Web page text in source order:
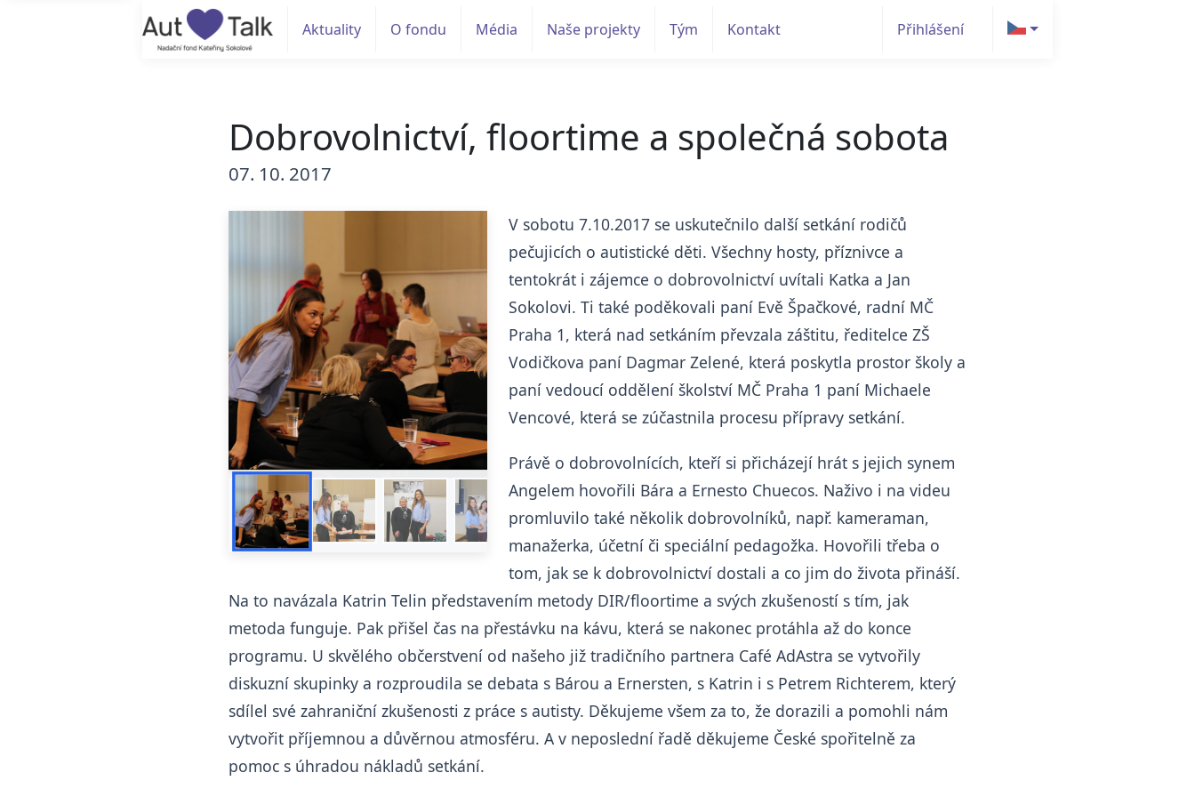
Aktuality O fondu Média Naše projekty Tým Kontakt Přihlášení
Dobrovolnictví, floortime a společná sobota
07. 10. 2017
V sobotu 7.10.2017 se uskutečnilo další setkání rodičů
pečujicích o autistické děti. Všechny hosty, příznivce a
tentokrát i zájemce o dobrovolnictví uvítali Katka a Jan
Sokolovi. Ti také poděkovali paní Evě Špačkové, radní MČ
Praha 1, která nad setkáním převzala záštitu, ředitelce ZŠ
Vodičkova paní Dagmar Zelené, která poskytla prostor školy a
paní vedoucí oddělení školství MČ Praha 1 paní Michaele
Vencové, která se zúčastnila procesu přípravy setkání.
Právě o dobrovolnících, kteří si přicházejí hrát s jejich synem
Angelem hovořili Bára a Ernesto Chuecos. Naživo i na videu
promluvilo také několik dobrovolníků, např. kameraman,
manažerka, účetní či speciální pedagožka. Hovořili třeba o
tom, jak se k dobrovolnictví dostali a co jim do života přináší.
Na to navázala Katrin Telin představením metody DIR/floortime a svých zkušeností s tím, jak
metoda funguje. Pak přišel čas na přestávku na kávu, která se nakonec protáhla až do konce
programu. U skvělého občerstvení od našeho již tradičního partnera Café AdAstra se vytvořily
diskuzní skupinky a rozproudila se debata s Bárou a Ernersten, s Katrin i s Petrem Richterem, který
sdílel své zahraniční zkušenosti z práce s autisty. Děkujeme všem za to, že dorazili a pomohli nám
vytvořit příjemnou a důvěrnou atmosféru. A v neposlední řadě děkujeme České spořitelně za
pomoc s úhradou nákladů setkání.